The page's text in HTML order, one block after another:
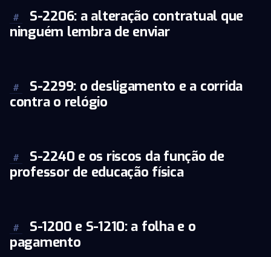
#
S-2206: a alteração contratual que
ninguém lembra de enviar
#
S-2299: o desligamento e a corrida
contra o relógio
#
S-2240 e os riscos da função de
professor de educação física
#
S-1200 e S-1210: a folha e o
pagamento